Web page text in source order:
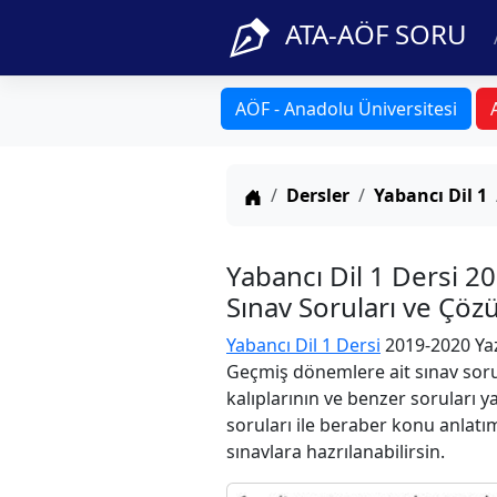
ATA-AÖF SORU
AÖF - Anadolu Üniversitesi
Anasayfa
Dersler Yabancı Dil 1
Yabancı Dil 1 Dersi
Sınav Soruları ve
Yabancı Dil 1 Dersi 2019-2020
Geçmiş dönemlere ait sınav
kalıplarının ve benzer soruları
soruları ile beraber konu
sınavlara hazrılanabilirsin.